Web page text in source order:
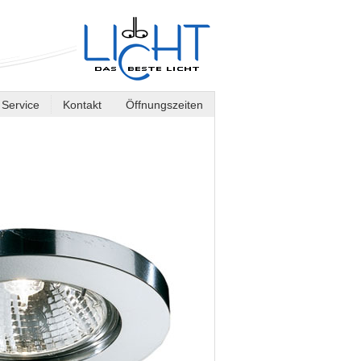
Service Kontakt Öffnungszeiten